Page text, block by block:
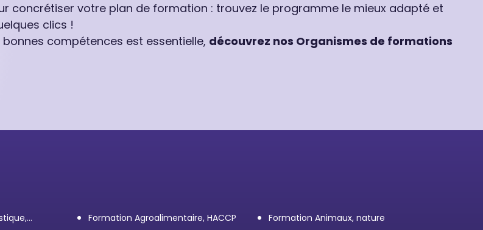
concrétiser votre plan de formation : trouvez le programme le mieux adapté et
clics !
bonnes compétences est essentielle, découvrez nos Organismes de formations
Formation Agroalimentaire, HACCP
Formation Animaux, nature